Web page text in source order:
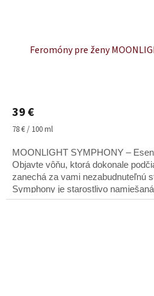
Feromóny pre ženy
39 €
Jednotková
78 € / 100 ml
MOONLIGHT SYMPHONY –
Objavte vôňu, ktorá dokonale
zanechá za vami nezabudnuteľnú
Symphony je starostlivo